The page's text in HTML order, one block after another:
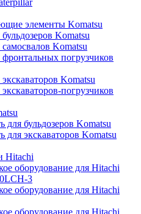
элементы Komatsu
Komatsu
Komatsu
погрузчиков
Komatsu
погрузчиков
для бульдозеров Komatsu
для экскаваторов Komatsu
Hitachi
оборудование для Hitachi
3
оборудование для Hitachi
оборудование для Hitachi